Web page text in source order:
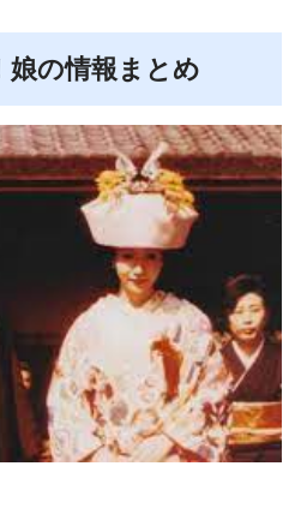
娘の情報まとめ